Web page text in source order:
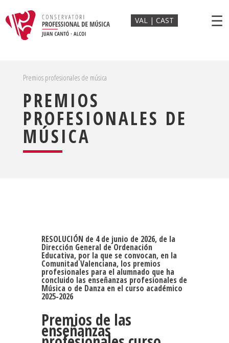
VAL CAST ☰
Premios profesionales de música
PREMIOS
PROFESIONALES DE
MÚSICA
RESOLUCIÓN de 4 de junio de 2026, de la
Dirección General de Ordenación
Educativa, por la que se convocan, en la
Comunitad Valenciana, los premios
profesionales para el alumnado que ha
concluido las enseñanzas profesionales de
Música o de Danza en el curso académico
2025-2026
Premios de las
enseñanzas